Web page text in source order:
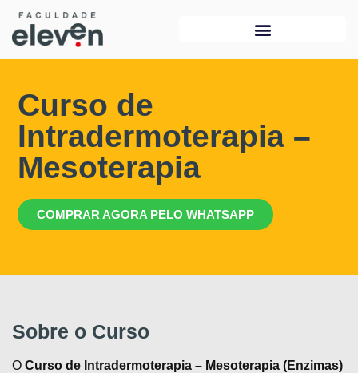
Curso de
Intradermoterapia –
Mesoterapia
COMPRAR AGORA PELO WHATSAPP
Sobre o Curso
O Curso de Intradermoterapia – Mesoterapia (Enzimas)